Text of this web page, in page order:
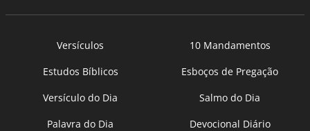
Versículos
10 Mandamentos
Estudos Bíblicos
Esboços de Pregação
Versículo do Dia
Salmo do Dia
Palavra do Dia
Devocional Diário